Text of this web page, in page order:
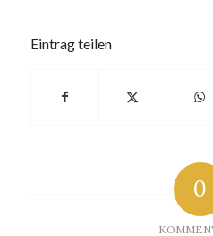
Eintrag teilen
0